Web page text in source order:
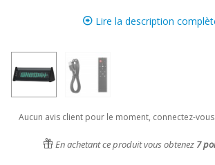
Lire la description
Aucun avis client pour le moment, connectez-
En achetant ce produit vous obtenez 7